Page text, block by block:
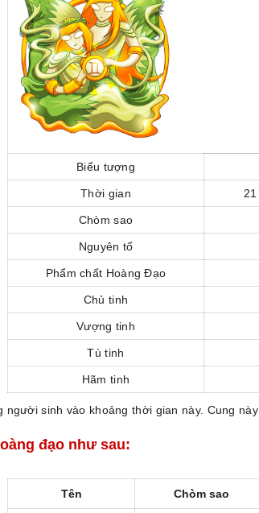
Biểu tượng
Thời gian
Chòm sao
Nguyên tố
Phẩm chất Hoàng Đạo
Chủ tinh
Vượng tinh
Tù tinh
Hãm tinh
sinh vào khoảng thời gian này. Cung
đạo như sau:
Tên Chòm sao